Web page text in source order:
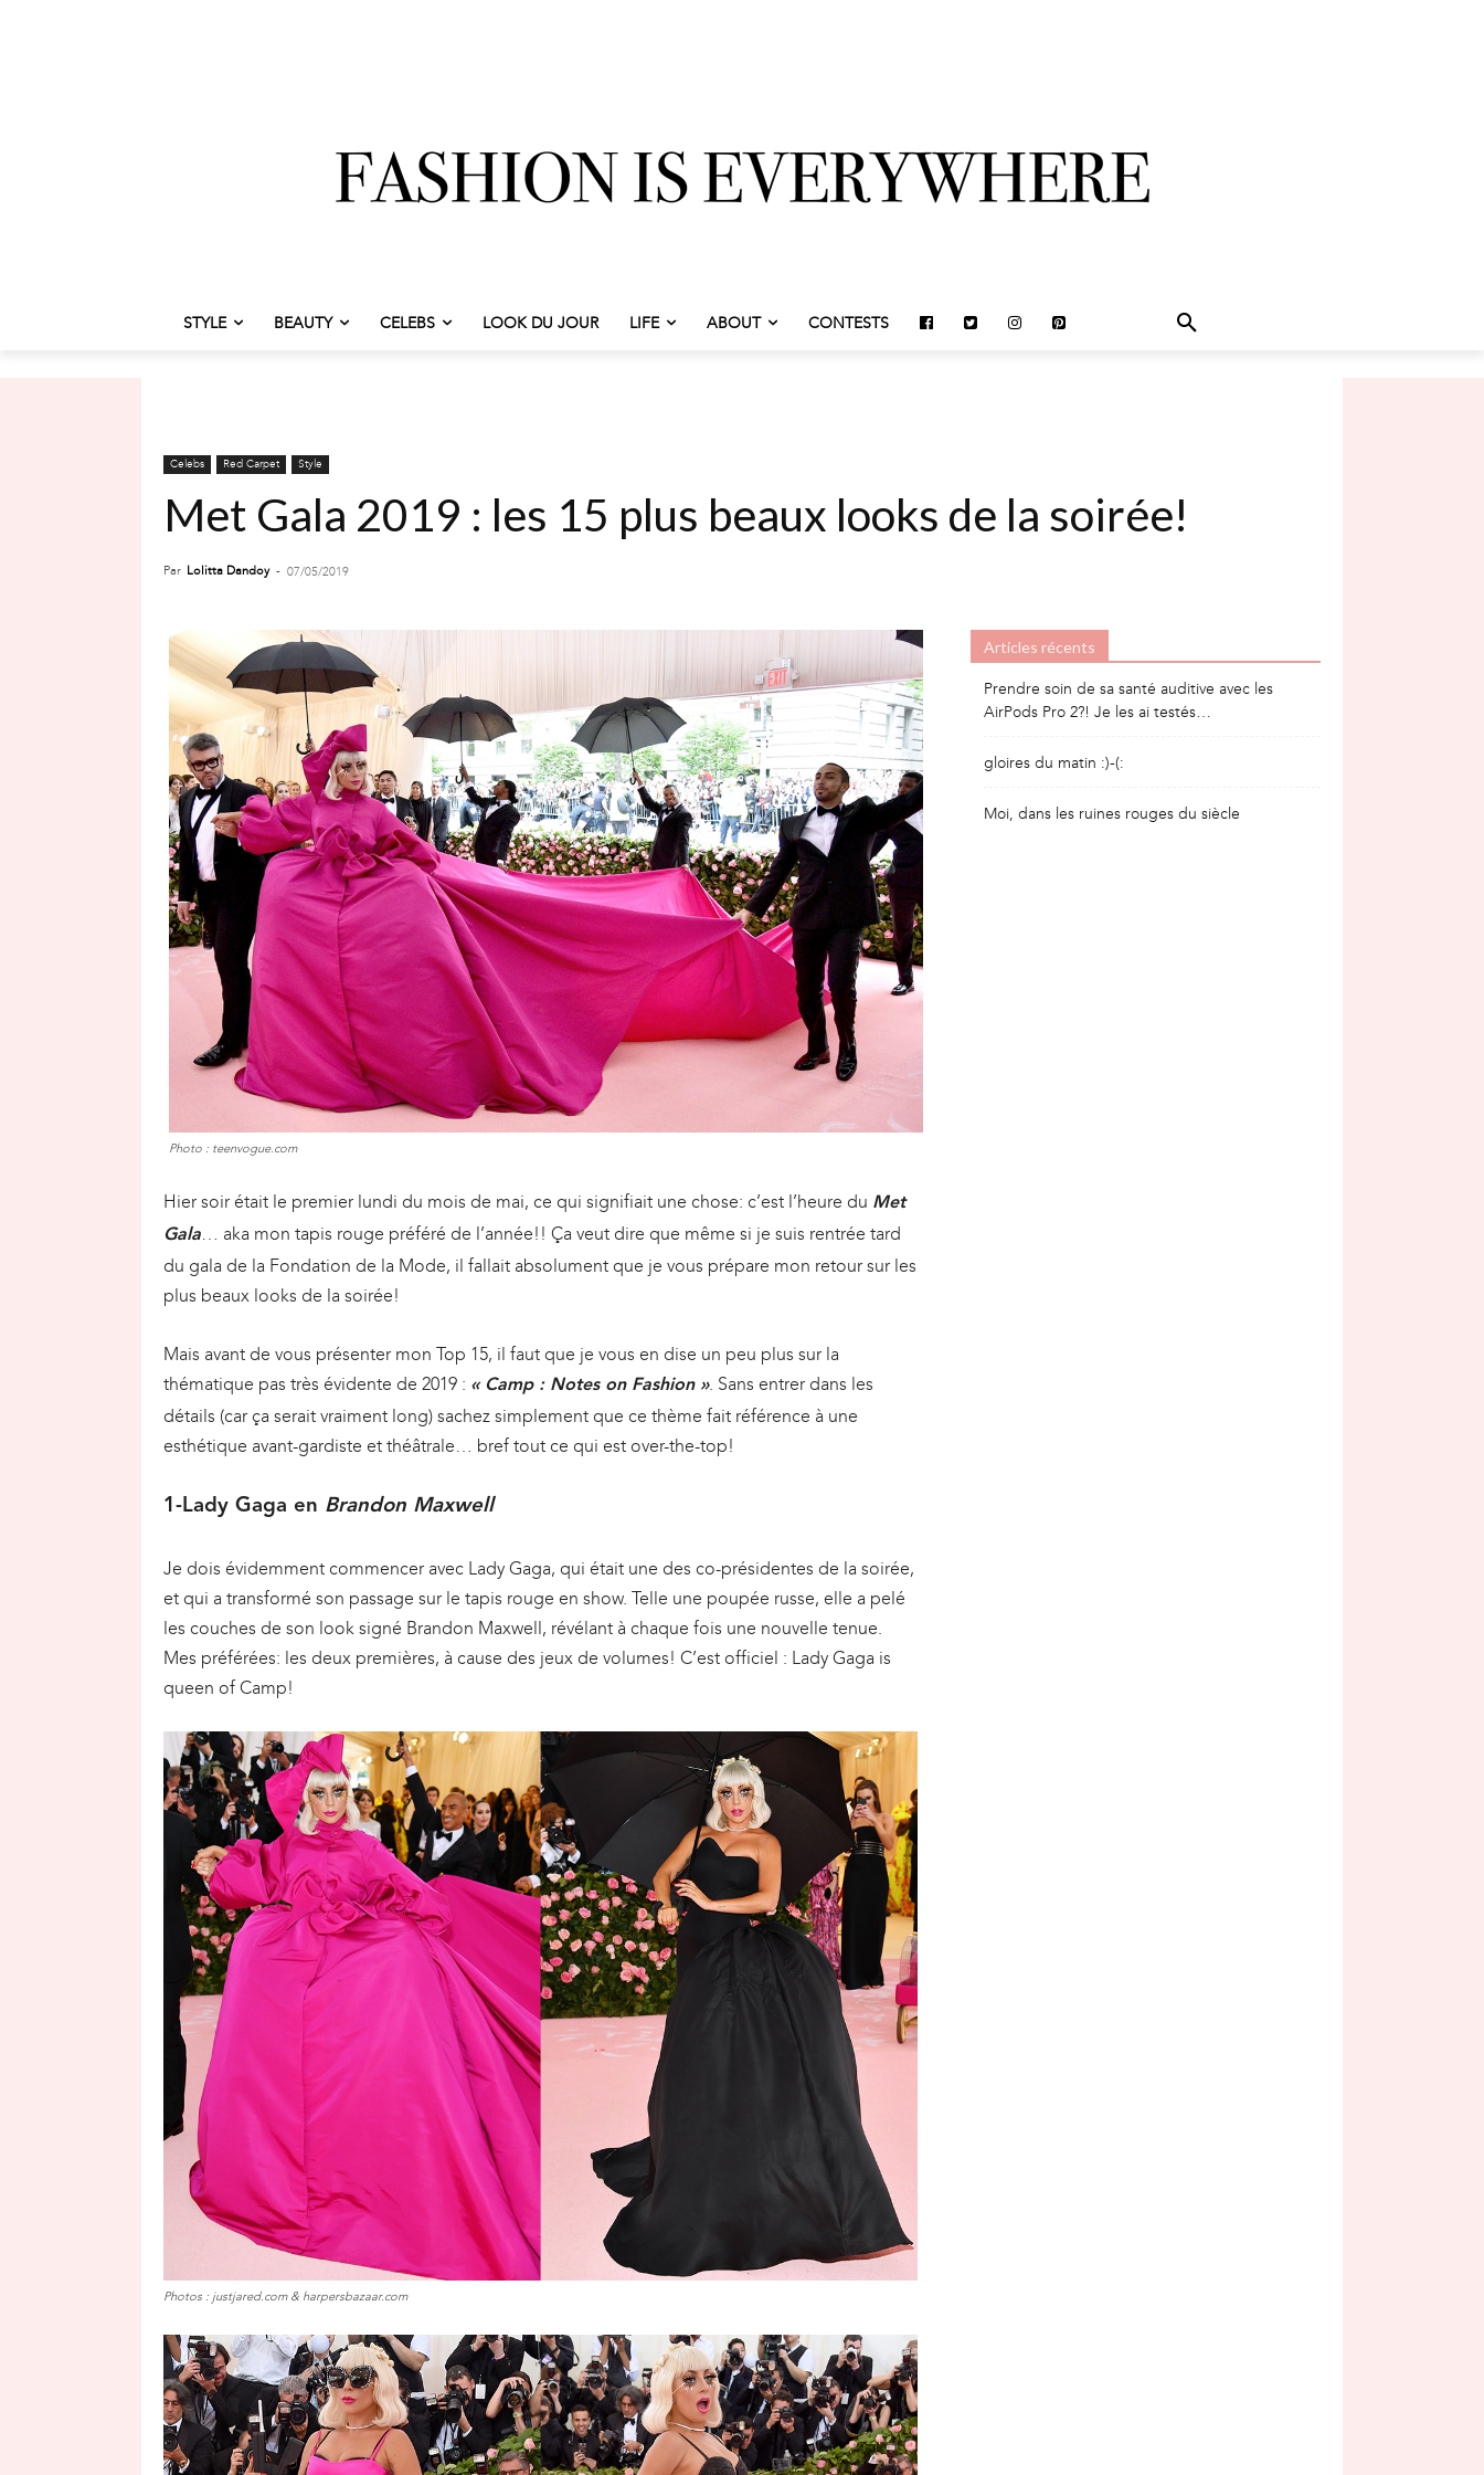
STYLE BEAUTY CELEBS LOOK DU JOUR LIFE ABOUT CONTESTS
Celebs Red Carpet Style
Met Gala 2019 : les 15 plus beaux looks de la soirée!
Par Lolitta Dandoy - 07/05/2019
Photo : teenvogue.com
Hier soir était le premier lundi du mois de mai, ce qui signifiait une chose: c’est l’heure du Met
Gala… aka mon tapis rouge préféré de l’année!! Ça veut dire que même si je suis rentrée tard
du gala de la Fondation de la Mode, il fallait absolument que je vous prépare mon retour sur les
plus beaux looks de la soirée!
Mais avant de vous présenter mon Top 15, il faut que je vous en dise un peu plus sur la
thématique pas très évidente de 2019 : « Camp : Notes on Fashion ». Sans entrer dans les
détails (car ça serait vraiment long) sachez simplement que ce thème fait référence à une
esthétique avant-gardiste et théâtrale… bref tout ce qui est over-the-top!
1-Lady Gaga en Brandon Maxwell
Je dois évidemment commencer avec Lady Gaga, qui était une des co-présidentes de la soirée,
et qui a transformé son passage sur le tapis rouge en show. Telle une poupée russe, elle a pelé
les couches de son look signé Brandon Maxwell, révélant à chaque fois une nouvelle tenue.
Mes préférées: les deux premières, à cause des jeux de volumes! C’est officiel : Lady Gaga is
queen of Camp!
Photos : justjared.com & harpersbazaar.com
Articles récents
Prendre soin de sa santé auditive avec les
AirPods Pro 2?! Je les ai testés…
gloires du matin :)-(:
Moi, dans les ruines rouges du siècle